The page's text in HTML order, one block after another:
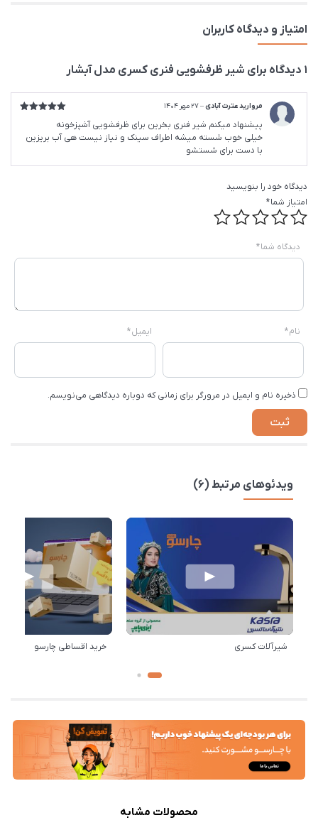
امتیاز و دیدگاه کاربران
1 دیدگاه برای شیر ظرفشویی فنری کسری مدل آبشار
5
مروارید عترت آبادی–27 مهر 1404
پیشنهاد میکنم شیر فنری بخرین برای ظرفشویی آشپزخونه
خیلی خوب شسته میشه اطراف سینک و نیاز نیست هی آب بریزین
با دست برای شستشو
دیدگاه خود را بنویسید
امتیاز شما*
دیدگاه شما*
نام* ایمیل*
ذخیره نام و ایمیل در مرورگر برای زمانی که دوباره دیدگاهی می‌نویسم.
ویدئوهای مرتبط (6)
شیرآلات کسری خرید اقساطی چارسو
محصولات مشابه